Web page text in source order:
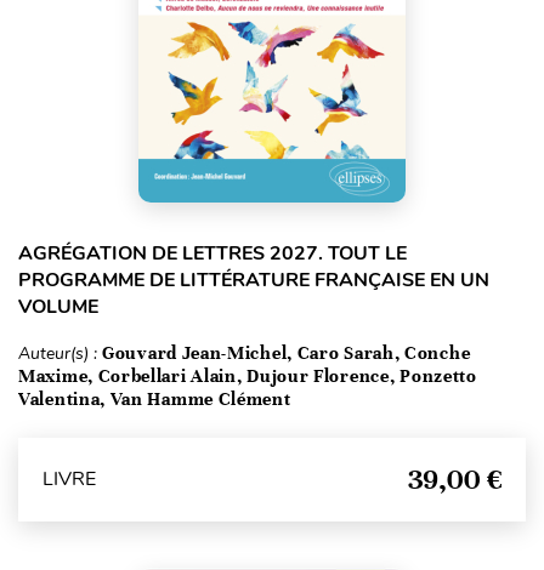
AGRÉGATION DE LETTRES 2027. TOUT LE
PROGRAMME DE LITTÉRATURE FRANÇAISE EN UN
VOLUME
Auteur(s) : Gouvard Jean-Michel, Caro Sarah, Conche
Maxime, Corbellari Alain, Dujour Florence, Ponzetto
Valentina, Van Hamme Clément
LIVRE 39,00 €